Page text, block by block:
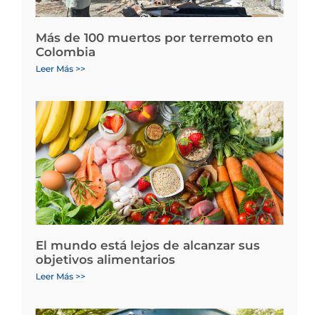
Más de 100 muertos por terremoto en
Colombia
Leer Más >>
El mundo está lejos de alcanzar sus
objetivos alimentarios
Leer Más >>